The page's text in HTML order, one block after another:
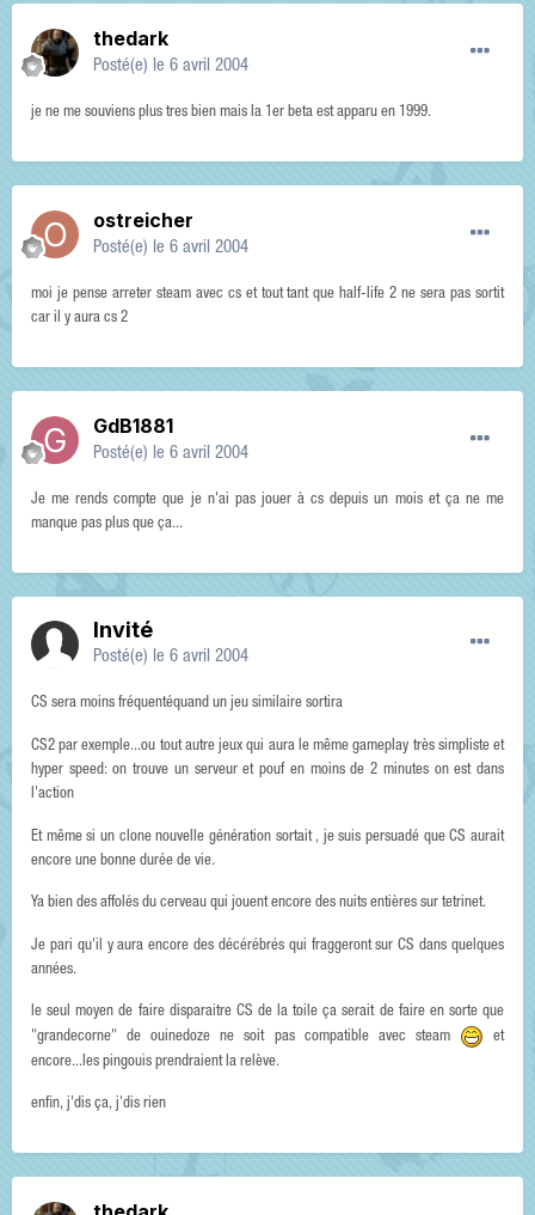
thedark
Posté(e) le 6 avril 2004
je ne me souviens plus tres bien mais la 1er beta est apparu en 1999.
ostreicher
Posté(e) le 6 avril 2004
moi je pense arreter steam avec cs et tout tant que half-life 2 ne sera pas sortit
car il y aura cs 2
GdB1881
Posté(e) le 6 avril 2004
Je me rends compte que je n'ai pas jouer à cs depuis un mois et ça ne me
manque pas plus que ça...
Invité
Posté(e) le 6 avril 2004
CS sera moins fréquentéquand un jeu similaire sortira
CS2 par exemple...ou tout autre jeux qui aura le même gameplay très simpliste et
hyper speed: on trouve un serveur et pouf en moins de 2 minutes on est dans
l'action
Et même si un clone nouvelle génération sortait , je suis persuadé que CS aurait
encore une bonne durée de vie.
Ya bien des affolés du cerveau qui jouent encore des nuits entières sur tetrinet.
Je pari qu'il y aura encore des décérébrés qui fraggeront sur CS dans quelques
années.
le seul moyen de faire disparaitre CS de la toile ça serait de faire en sorte que
"grandecorne" de ouinedoze ne soit pas compatible avec steam
et
encore...les pingouis prendraient la relève.
enfin, j'dis ça, j'dis rien